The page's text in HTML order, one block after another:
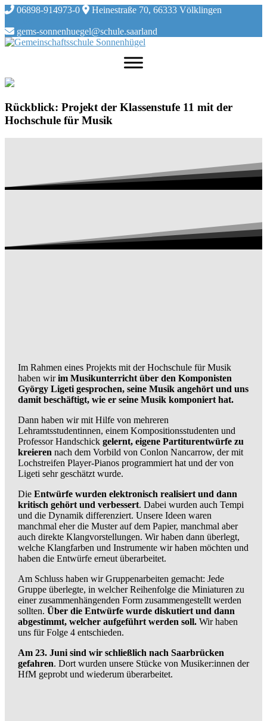
Skip
content
06898-914973-0 Heinestraße 70, 66333 Völklingen
gems-sonnenhuegel@schule.saarland
Rückblick: Projekt der Klassenstufe 11 mit der
Hochschule für Musik
Im Rahmen eines Projekts mit der Hochschule für Musik
haben wirim Musikunterricht über den Komponisten
György Ligeti gesprochen, seine Musik angehört und uns
damit beschäftigt, wie er seine Musik komponiert hat.
Dann haben wir mit Hilfe von mehreren
Lehramtsstudentinnen, einem Kompositionsstudenten und
Professor Handschick gelernt, eigene Partiturentwürfe zu
kreierennach dem Vorbild von Conlon Nancarrow, der mit
Lochstreifen Player-Pianos programmiert hat und der von
Ligeti sehr geschätzt wurde.
Die Entwürfe wurden elektronisch realisiert und dann
kritisch gehört und verbessert. Dabei wurden auch Tempi
und die Dynamik differenziert. Unsere Ideen waren
manchmal eher die Muster auf dem Papier, manchmal aber
auch direkte Klangvorstellungen. Wir haben dann überlegt,
welche Klangfarben und Instrumente wir haben möchten und
haben die Entwürfe erneut überarbeitet.
Am Schluss haben wir Gruppenarbeiten gemacht: Jede
Gruppe überlegte, in welcher Reihenfolge die Miniaturen zu
einer zusammenhängenden Form zusammengestellt werden
sollten. Über die Entwürfe wurde diskutiert und dann
abgestimmt, welcher aufgeführt werden soll.Wir haben
uns für Folge 4 entschieden.
Am 23. Juni sind wir schließlich nach Saarbrücken
gefahren. Dort wurden unsere Stücke von Musiker:innen der
HfM geprobt und wiederum überarbeitet.